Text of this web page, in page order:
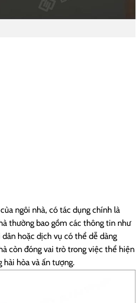
ngôi nhà, có tác dụng chính là
thường bao gồm các thông tin như
hoặc dịch vụ có thể dễ dàng
còn đóng vai trò trong việc thể hiện
hài hòa và ấn tượng.